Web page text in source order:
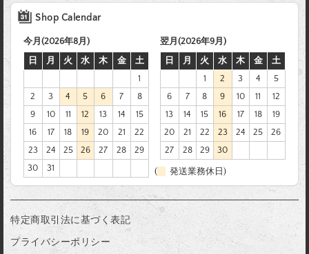
Shop Calendar
今月(2026年8月)
日
月 火 水 木 金
土
1
2
3 4 5 6 7
8
9
10 11 12 13 14
15
16
17 18 19 20 21
22
23
24 25 26 27 28
29
30
31
翌月(2026年9月)
日
月 火 水 木 金
土
1
2 3 4
5
6
7 8 9 10 11
12
13
14 15 16 17 18
19
20
21 22 23 24 25
26
27
28 29 30
( 発送業務休日)
特定商取引法に基づく表記
プライバシーポリシー